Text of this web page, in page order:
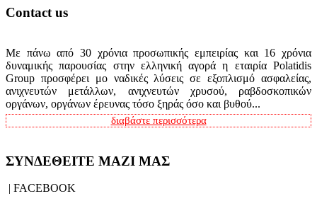
Contact us
Με πάνω από 30 χρόνια προσωπικής εμπειρίας και 16 χρόνια
δυναμικής παρουσίας στην ελληνική αγορά η εταιρία Polatidis
Group προσφέρει μο ναδικές λύσεις σε εξοπλισμό ασφαλείας,
ανιχνευτών μετάλλων, ανιχνευτών χρυσού, ραβδοσκοπικών
οργάνων, οργάνων έρευνας τόσο ξηράς όσο και βυθού...
διαβάστε περισσότερα
ΣΥΝΔΕΘΕΙΤΕ ΜΑΖΙ ΜΑΣ
| FACEBOOK